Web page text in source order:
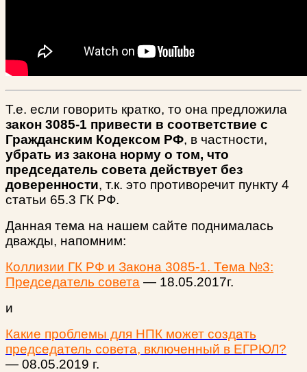
Т.е. если говорить кратко, то она предложила
закон 3085-1 привести в соответствие с
Гражданским Кодексом РФ, в частности,
убрать из закона норму о том, что
председатель совета действует без
доверенности, т.к. это противоречит пункту 4
статьи 65.3 ГК РФ.
Данная тема на нашем сайте поднималась
дважды, напомним:
Коллизии ГК РФ и Закона 3085-1. Тема №3:
Председатель совета — 18.05.2017г.
и
Какие проблемы для НПК может создать
председатель совета, включенный в ЕГРЮЛ?
— 08.05.2019 г.